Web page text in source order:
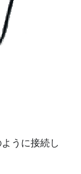
うに接続し